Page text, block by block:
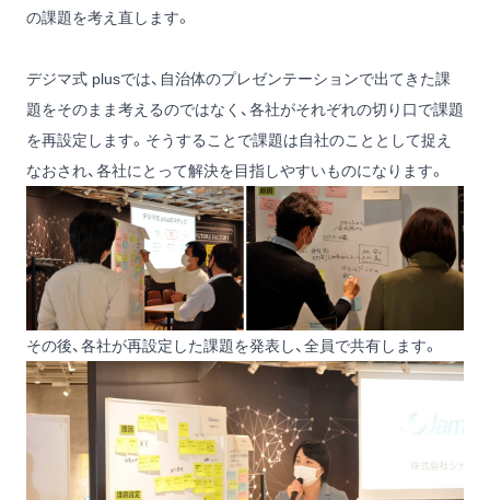
の課題を考え直します。
デジマ式 plusでは、自治体のプレゼンテーションで出てきた課
題をそのまま考えるのではなく、各社がそれぞれの切り口で課題
を再設定します。そうすることで課題は自社のこととして捉え
なおされ、各社にとって解決を目指しやすいものになります。
その後、各社が再設定した課題を発表し、全員で共有します。